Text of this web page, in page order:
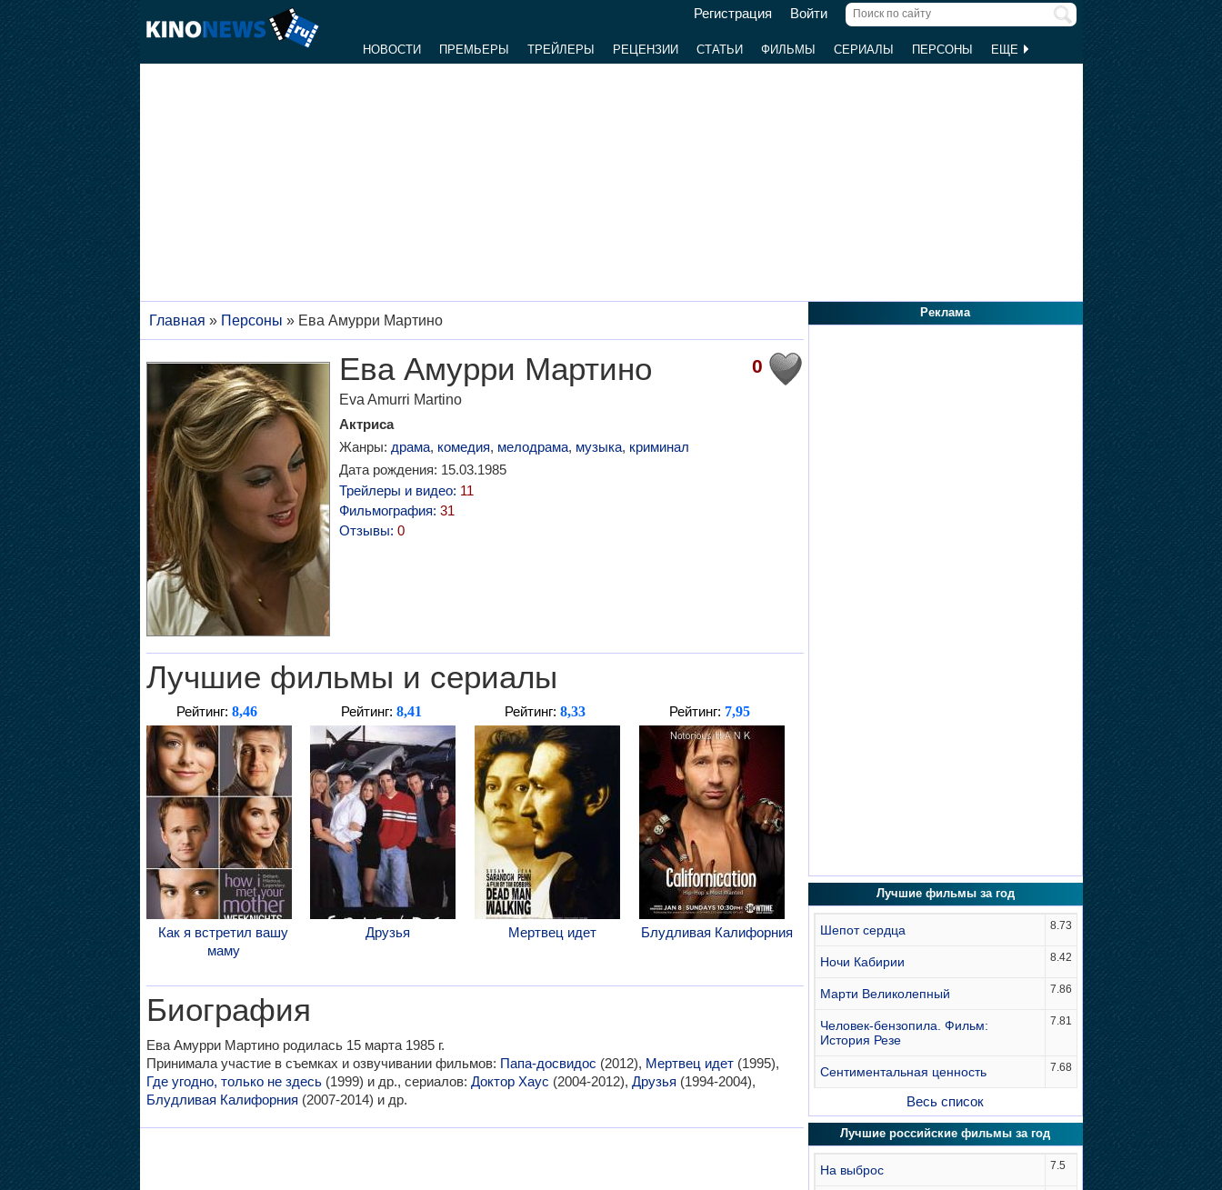
Регистрация Войти
НОВОСТИ ПРЕМЬЕРЫ ТРЕЙЛЕРЫ РЕЦЕНЗИИ СТАТЬИ ФИЛЬМЫ СЕРИАЛЫ ПЕРСОНЫ ЕЩЕ
Главная » Персоны » Ева Амурри Мартино
0
Ева Амурри Мартино
Eva Amurri Martino
Актриса
Жанры: драма, комедия, мелодрама, музыка, криминал
Дата рождения: 15.03.1985
Трейлеры и видео: 11
Фильмография: 31
Отзывы: 0
Лучшие фильмы и сериалы
Рейтинг: 8,46
Как я встретил вашу
маму
Рейтинг: 8,41
Друзья
Рейтинг:8,33
Мертвец идет
Рейтинг: 7,95
Блудливая Калифорния
Биография
Ева Амурри Мартино родилась 15 марта 1985 г.
Принимала участие в съемках и озвучивании фильмов: Папа-досвидос (2012), Мертвец идет(1995),
Где угодно, только не здесь(1999) и др., сериалов: Доктор Хаус (2004-2012), Друзья (1994-2004),
Блудливая Калифорния (2007-2014) и др.
Реклама
Лучшие фильмы за год
Шепот сердца 8.73
Ночи Кабирии 8.42
Марти Великолепный 7.86
Человек-бензопила. Фильм:
История Резе
7.81
Сентиментальная ценность 7.68
Весь список
Лучшие российские фильмы за год
На выброс 7.5